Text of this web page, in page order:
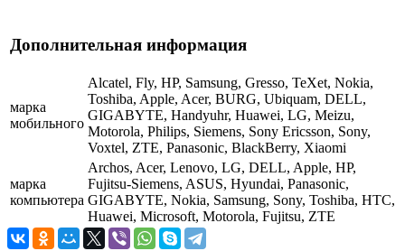
Дополнительная информация
марка
мобильного
Alcatel, Fly, HP, Samsung, Gresso, TeXet, Nokia,
Toshiba, Apple, Acer, BURG, Ubiquam, DELL,
GIGABYTE, Handyuhr, Huawei, LG, Meizu,
Motorola, Philips, Siemens, Sony Ericsson, Sony,
Voxtel, ZTE, Panasonic, BlackBerry, Xiaomi
марка
компьютера
Archos, Acer, Lenovo, LG, DELL, Apple, HP,
Fujitsu-Siemens, ASUS, Hyundai, Panasonic,
GIGABYTE, Nokia, Samsung, Sony, Toshiba, HTC,
Huawei, Microsoft, Motorola, Fujitsu, ZTE